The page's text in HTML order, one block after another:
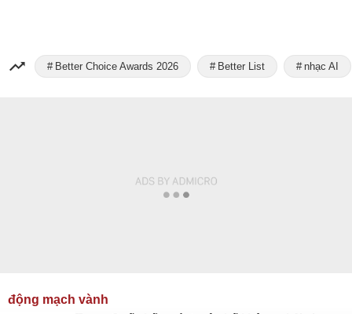
Better Choice Awards 2026 Better List nhạc AI
động mạch vành